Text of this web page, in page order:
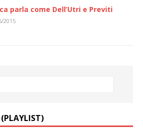
parla come Dell’Utri e Previti
2015